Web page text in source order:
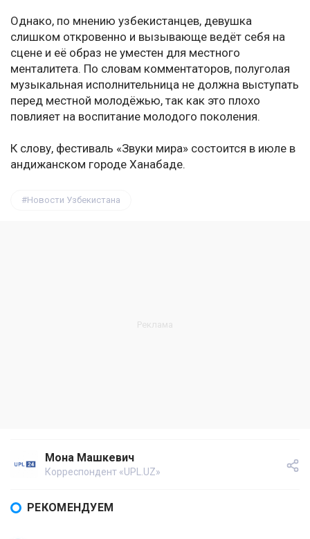
Однако, по мнению узбекистанцев, девушка
слишком откровенно и вызывающе ведёт себя на
сцене и её образ не уместен для местного
менталитета. По словам комментаторов, полуголая
музыкальная исполнительница не должна выступать
перед местной молодёжью, так как это плохо
повлияет на воспитание молодого поколения.
К слову, фестиваль «Звуки мира» состоится в июле в
андижанском городе Ханабаде.
Новости Узбекистана
Мона Машкевич
Корреспондент «UPL.UZ»
РЕКОМЕНДУЕМ